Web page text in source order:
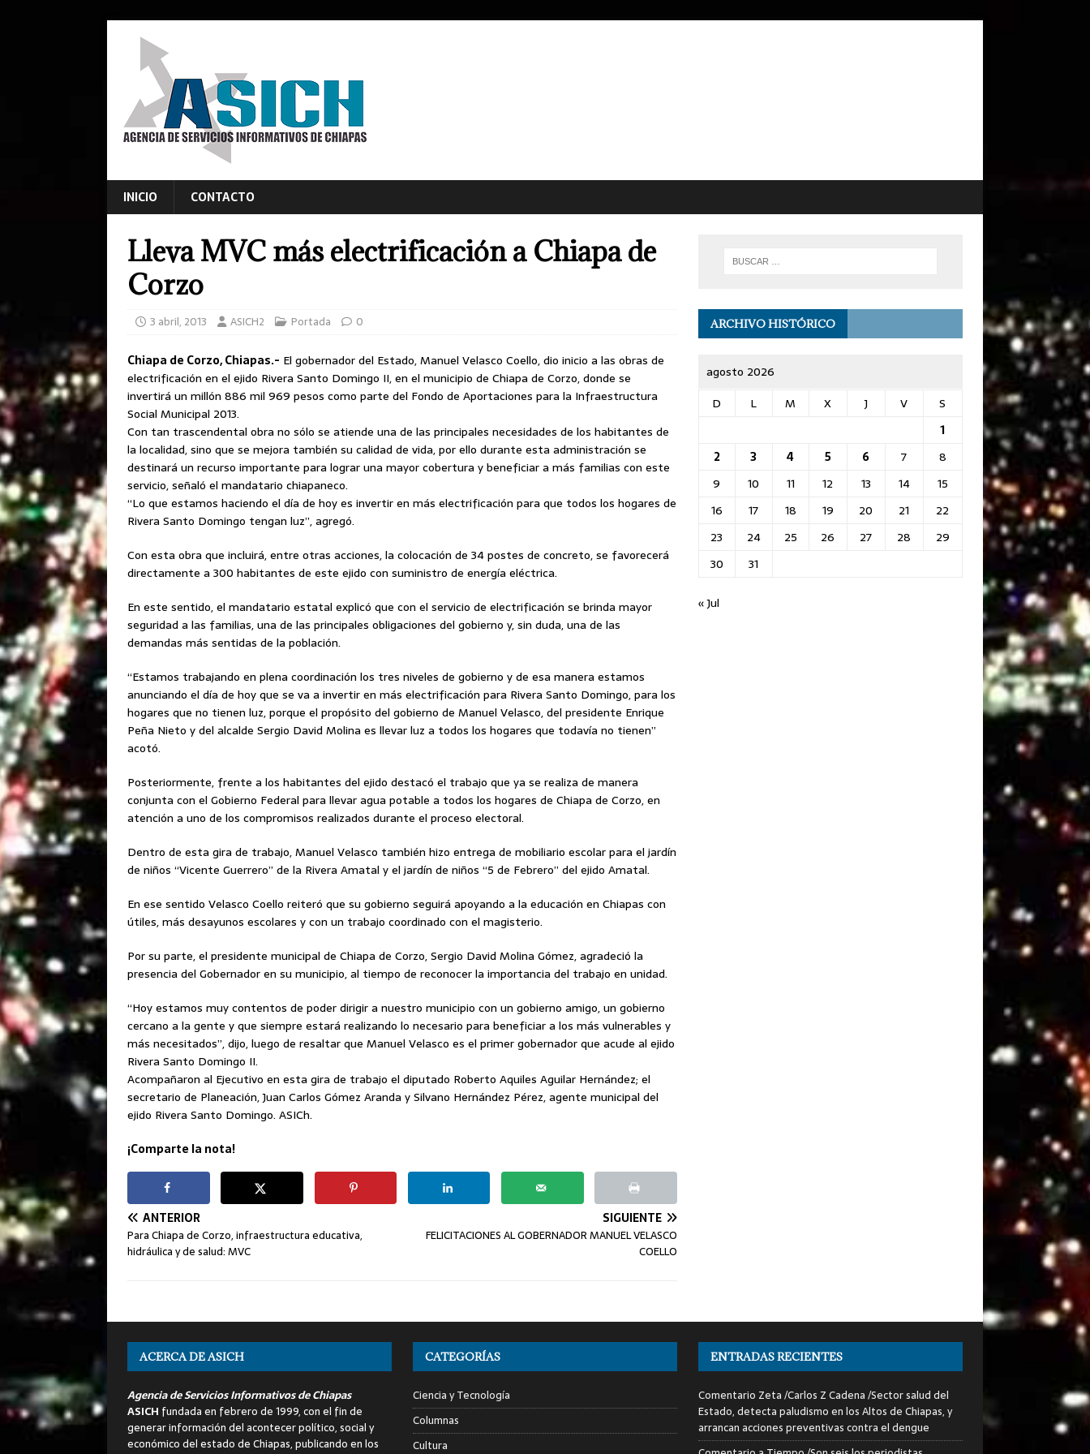
INICIO CONTACTO
Lleva MVC más electrificación a Chiapa de
Corzo
3 abril, 2013 ASICH2 Portada 0
Chiapa de Corzo, Chiapas.- El gobernador del Estado, Manuel Velasco Coello, dio inicio a las obras de
electrificación en el ejido Rivera Santo Domingo II, en el municipio de Chiapa de Corzo, donde se
invertirá un millón 886 mil 969 pesos como parte del Fondo de Aportaciones para la Infraestructura
Social Municipal 2013.
Con tan trascendental obra no sólo se atiende una de las principales necesidades de los habitantes de
la localidad, sino que se mejora también su calidad de vida, por ello durante esta administración se
destinará un recurso importante para lograr una mayor cobertura y beneficiar a más familias con este
servicio, señaló el mandatario chiapaneco.
“Lo que estamos haciendo el día de hoy es invertir en más electrificación para que todos los hogares de
Rivera Santo Domingo tengan luz”, agregó.
Con esta obra que incluirá, entre otras acciones, la colocación de 34 postes de concreto, se favorecerá
directamente a 300 habitantes de este ejido con suministro de energía eléctrica.
En este sentido, el mandatario estatal explicó que con el servicio de electrificación se brinda mayor
seguridad a las familias, una de las principales obligaciones del gobierno y, sin duda, una de las
demandas más sentidas de la población.
“Estamos trabajando en plena coordinación los tres niveles de gobierno y de esa manera estamos
anunciando el día de hoy que se va a invertir en más electrificación para Rivera Santo Domingo, para los
hogares que no tienen luz, porque el propósito del gobierno de Manuel Velasco, del presidente Enrique
Peña Nieto y del alcalde Sergio David Molina es llevar luz a todos los hogares que todavía no tienen”
acotó.
Posteriormente, frente a los habitantes del ejido destacó el trabajo que ya se realiza de manera
conjunta con el Gobierno Federal para llevar agua potable a todos los hogares de Chiapa de Corzo, en
atención a uno de los compromisos realizados durante el proceso electoral.
Dentro de esta gira de trabajo, Manuel Velasco también hizo entrega de mobiliario escolar para el jardín
de niños “Vicente Guerrero” de la Rivera Amatal y el jardín de niños “5 de Febrero” del ejido Amatal.
En ese sentido Velasco Coello reiteró que su gobierno seguirá apoyando a la educación en Chiapas con
útiles, más desayunos escolares y con un trabajo coordinado con el magisterio.
Por su parte, el presidente municipal de Chiapa de Corzo, Sergio David Molina Gómez, agradeció la
presencia del Gobernador en su municipio, al tiempo de reconocer la importancia del trabajo en unidad.
“Hoy estamos muy contentos de poder dirigir a nuestro municipio con un gobierno amigo, un gobierno
cercano a la gente y que siempre estará realizando lo necesario para beneficiar a los más vulnerables y
más necesitados”, dijo, luego de resaltar que Manuel Velasco es el primer gobernador que acude al ejido
Rivera Santo Domingo II.
Acompañaron al Ejecutivo en esta gira de trabajo el diputado Roberto Aquiles Aguilar Hernández; el
secretario de Planeación, Juan Carlos Gómez Aranda y Silvano Hernández Pérez, agente municipal del
ejido Rivera Santo Domingo. ASICh.
¡Comparte la nota!
ANTERIOR
Para Chiapa de Corzo, infraestructura educativa,
hidráulica y de salud: MVC
SIGUIENTE
FELICITACIONES AL GOBERNADOR MANUEL VELASCO
COELLO
ARCHIVO HISTÓRICO
agosto 2026
D
L M X J V
S
1
2
3 4 5 6 7
8
9
10 11 12 13 14
15
16
17 18 19 20 21
22
23
24 25 26 27 28
29
30
31
« Jul
ACERCA DE ASICH
Agencia de Servicios Informativos de Chiapas
ASICH fundada en febrero de 1999, con el fin de
generar información del acontecer político, social y
económico del estado de Chiapas, publicando en los
CATEGORÍAS
Ciencia y Tecnología
Columnas
Cultura
ENTRADAS RECIENTES
Comentario Zeta /Carlos Z Cadena /Sector salud del
Estado, detecta paludismo en los Altos de Chiapas, y
arrancan acciones preventivas contra el dengue